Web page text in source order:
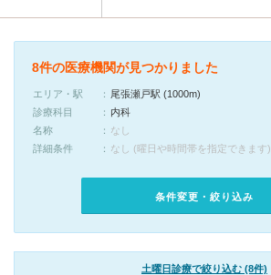
8件の医療機関が見つかりました
エリア・駅
尾張瀬戸駅 (1000m)
診療科目
内科
名称
なし
詳細条件
なし (曜日や時間帯を指定できます)
条件変更・絞り込み
土曜日診療で絞り込む (8件)